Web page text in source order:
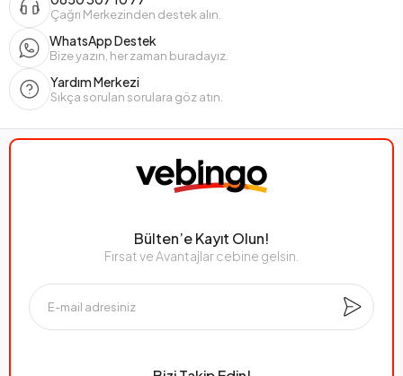
Çağrı Merkezinden destek alın.
WhatsApp Destek
Bize yazın, her zaman buradayız.
Yardım Merkezi
Sıkça sorulan sorulara göz atın.
Bülten’e Kayıt Olun!
Fırsat ve Avantajlar cebine gelsin.